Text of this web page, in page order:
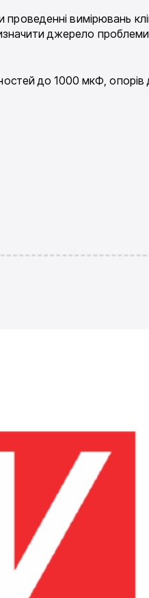
вимірювань
джерело проблеми
до 1000 мкФ,